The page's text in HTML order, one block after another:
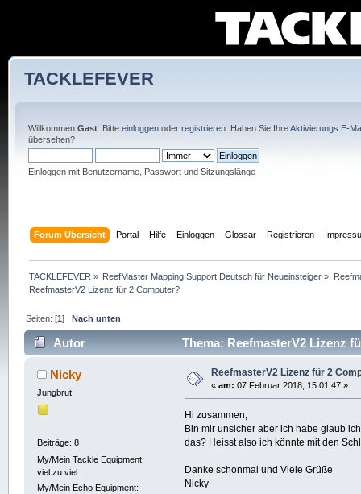
TACKLEFEVER
Willkommen Gast. Bitte einloggenoder registrieren. Haben Sie IhreAktivierungs E-
übersehen?
Einloggen mit Benutzername, Passwort und Sitzungslänge
Forum Übersicht Portal Hilfe Einloggen Glossar Registrieren
TACKLEFEVER » ReefMaster Mapping Support Deutsch für Neueinsteiger »
ReefmasterV2 Lizenz für 2 Computer?
Seiten: [1]Nach unten
Autor Thema: ReefmasterV2 Lizenz
Nicky
Jungbrut
Beiträge: 8
My/Mein Tackle Equipment:
viel zu viel.....
My/Mein Echo Equipment:
ReefmasterV2 Lizenz für 2
« am: 07 Februar 2018, 15:01:47 »
Hi zusammen,
Bin mir unsicher aber ich habe glaub
das? Heisst also ich könnte mit den
Danke schonmal und Viele Grüße
Nicky